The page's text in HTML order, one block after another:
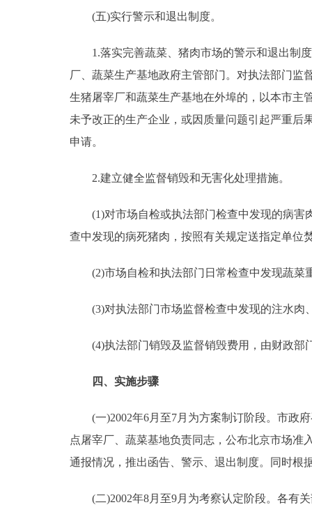
(五)实行警示和退出制度。
1.落实完善蔬菜、猪肉市场的警示和退出制度
厂、蔬菜生产基地政府主管部门。对执法部门监
生猪屠宰厂和蔬菜生产基地在外埠的，以本市主
未予改正的生产企业，或因质量问题引起严重后
申请。
2.建立健全监督销毁和无害化处理措施。
(1)对市场自检或执法部门检查中发现的病害
查中发现的病死猪肉，按照有关规定送指定单位
(2)市场自检和执法部门日常检查中发现蔬菜
(3)对执法部门市场监督检查中发现的注水肉
(4)执法部门销毁及监督销毁费用，由财政部
四、实施步骤
(一)2002年6月至7月为方案制订阶段。市政府
点屠宰厂、蔬菜基地负责同志，公布北京市场准
通报情况，推出函告、警示、退出制度。同时根
(二)2002年8月至9月为考察认定阶段。各有关